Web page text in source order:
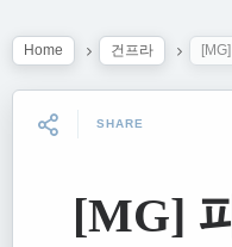
Home 건프라
SHARE
[MG]